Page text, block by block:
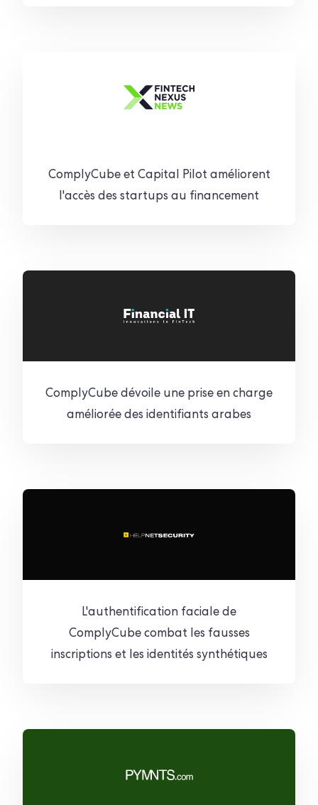
ComplyCube et Capital Pilot améliorent
l'accès des startups au financement
ComplyCube dévoile une prise en charge
améliorée des identifiants arabes
L'authentification faciale de
ComplyCube combat les fausses
inscriptions et les identités synthétiques